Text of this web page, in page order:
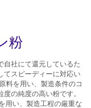
粉
自社にて還元しているた
てスピーディーに対応い
料を用い、製造条件のコ
の純度の高い粉です。
い、製造工程の厳重な